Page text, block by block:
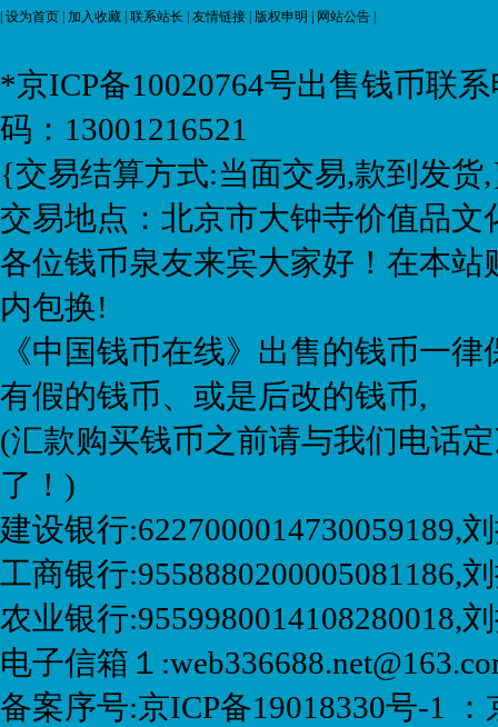
设为首页 加入收藏 联系站长 友情链接 版权申明 网站公告
*京ICP备10020764号出售钱币联系
码：13001216521
{交易结算方式:当面交易,款到发货
交易地点：北京市大钟寺价值品文
各位钱币泉友来宾大家好！在本
内包换!
《中国钱币在线》出售的钱币一
有假的钱币、或是后改的钱币,
(汇款购买钱币之前请与我们电话
了！)
建设银行:6227000014730059189,
工商银行:9558880200005081186,
农业银行:9559980014108280018,
电子信箱１
备案序号:京ICP备19018330号-1